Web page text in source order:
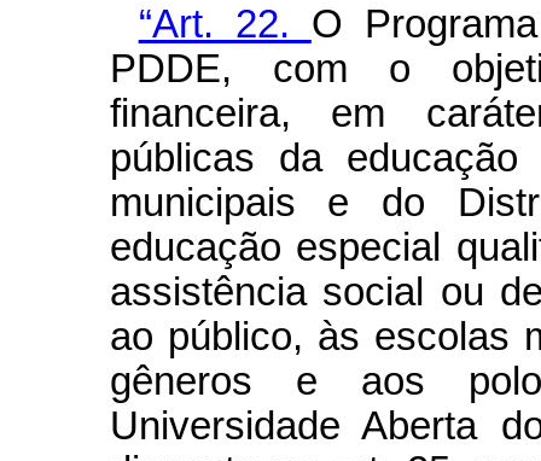
“Art. 22. O
PDDE, com o
financeira, em
públicas da
municipais e do
educação especial
assistência social ou
ao público, às escolas
gêneros e aos
Universidade Aberta